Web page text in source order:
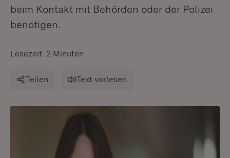
beim Kontakt mit Behörden oder der Polizei
benötigen.
Lesezeit: 2 Minuten
Teilen Text vorlesen